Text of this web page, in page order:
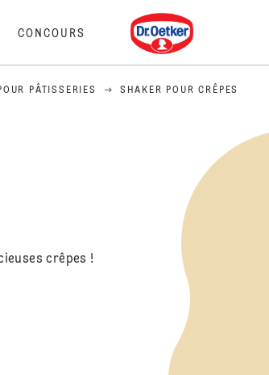
CONCOURS
Dr. Oetker
PÂTISSERIES SHAKER POUR CRÊPES
crêpes !